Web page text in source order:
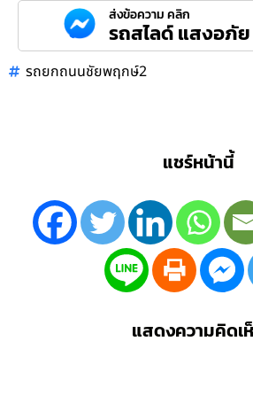
ส่งข้อความ คลิก
รถสไลด์ แสงอภั
รถยกถนนชัยพฤกษ์2
แชร์หน้านี้
แสดงความคิดเ